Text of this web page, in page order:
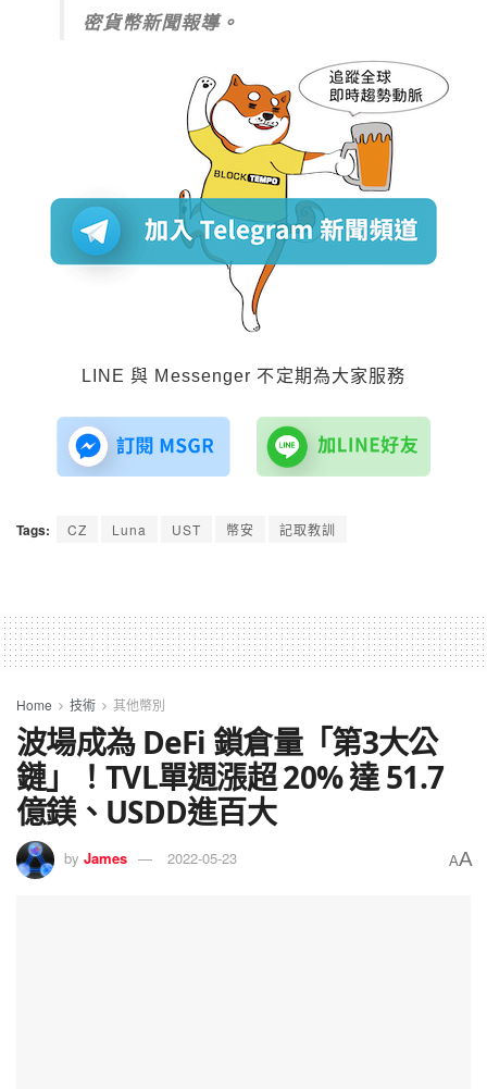
密貨幣新聞報導。
LINE 與 Messenger 不定期為大家服務
Tags: CZ Luna UST 幣安 記取教訓
Home 技術 其他幣別
波場成為 DeFi 鎖倉量「第3大公
鏈」！TVL單週漲超 20% 達 51.7
億鎂、USDD進百大
by James 2022-05-23 AA